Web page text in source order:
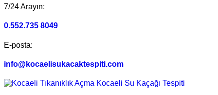
7/24 Arayın:
0.552.735 8049
E-posta:
info@kocaelisukacaktespiti.com